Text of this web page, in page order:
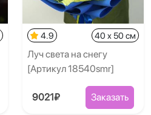
4.9 40 x 50 см
Луч света на снегу
[Артикул 18540smr]
9021₽ Заказать